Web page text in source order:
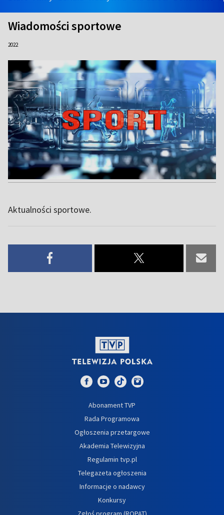
Wiadomości sportowe
2022
Aktualności sportowe.
Abonament TVP
Rada Programowa
Ogłoszenia przetargowe
Akademia Telewizyjna
Regulamin tvp.pl
Telegazeta ogłoszenia
Informacje o nadawcy
Konkursy